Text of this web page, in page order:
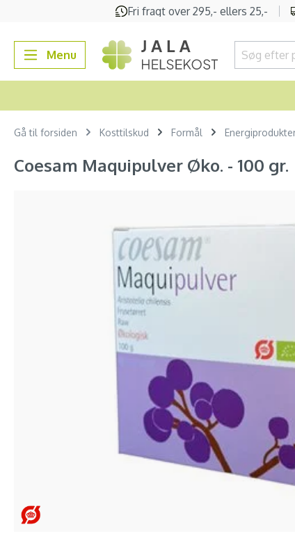
Gå til hovednavigationFri fragt over 295,- ellers 25,-
Menu
Gå til forsiden Kosttilskud Formål
Coesam Maquipulver Øko. - 100 gr.